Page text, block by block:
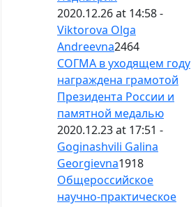
2020.12.26 at 14:58 -
Viktorova Olga
Andreevna2464
СОГМА в уходящем году
награждена грамотой
Президента России и
памятной медалью
2020.12.23 at 17:51 -
Goginashvili Galina
Georgievna1918
Общероссийское
научно-практическое